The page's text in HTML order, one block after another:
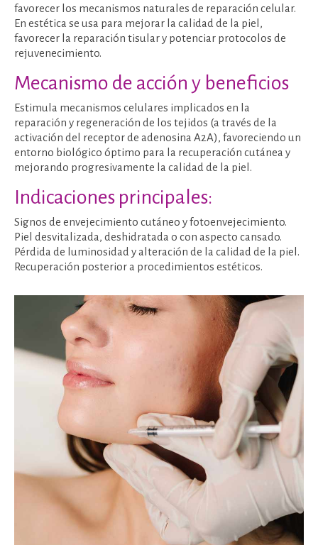
favorecer los mecanismos naturales de reparación celular.
En estética se usa para mejorar la calidad de la piel,
favorecer la reparación tisular y potenciar protocolos de
rejuvenecimiento.
Mecanismo de acción y beneficios
Estimula mecanismos celulares implicados en la
reparación y regeneración de los tejidos (a través de la
activación del receptor de adenosina A2A), favoreciendo un
entorno biológico óptimo para la recuperación cutánea y
mejorando progresivamente la calidad de la piel.
Indicaciones principales:
Signos de envejecimiento cutáneo y fotoenvejecimiento.
Piel desvitalizada, deshidratada o con aspecto cansado.
Pérdida de luminosidad y alteración de la calidad de la piel.
Recuperación posterior a procedimientos estéticos.